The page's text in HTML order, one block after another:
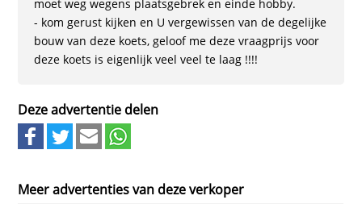
moet weg wegens plaatsgebrek en einde hobby.
- kom gerust kijken en U vergewissen van de degelijke
bouw van deze koets, geloof me deze vraagprijs voor
deze koets is eigenlijk veel veel te laag !!!!
Deze advertentie delen
Meer advertenties van deze verkoper